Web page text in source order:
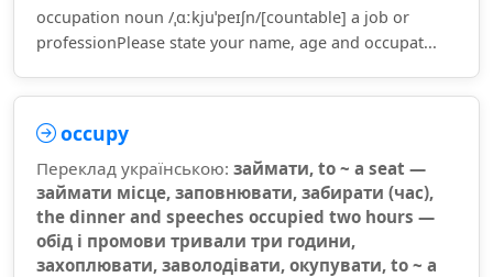
occupation noun /ˌɑːkjuˈpeɪʃn/[countable] a job or
professionPlease state your name, age and occupat...
occupy
Переклад українською: займати, to ~ a seat —
займати місце, заповнювати, забирати (час),
the dinner and speeches occupied two hours —
обід і промови тривали три години,
захоплювати, заволодівати, окупувати, to ~ a